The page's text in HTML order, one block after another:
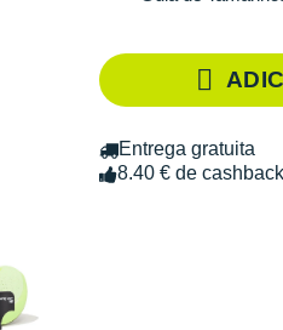
Entrega gratuita
8.40 € de cashback